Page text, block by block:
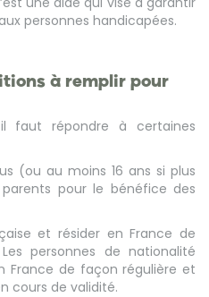
personnes handicapées.
à remplir pour
il faut répondre à certaines
(ou au moins 16 ans si plus
pour le bénéfice des
et résider en France de
personnes de nationalité
France de façon régulière et
cours de validité.